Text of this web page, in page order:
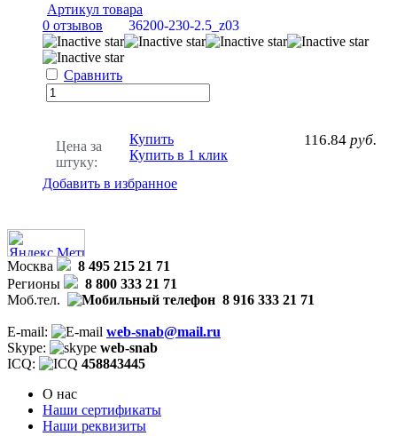
Артикул товара
36200-230-2.5_z03
0 отзывов
Сравнить
Цена за
штуку:
116.84 руб.
Купить
Купить в 1 клик
Добавить в избранное
Москва
8 495 215 21 71
Регионы
8 800 333 21 71
Моб.тел.
8 916 333 21 71
E-mail:
web-snab@mail.ru
Skype:
web-snab
ICQ:
458843445
О нас
Наши сертификаты
Наши реквизиты